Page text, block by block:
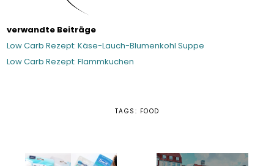
verwandte Beiträge
Low Carb Rezept: Käse-Lauch-Blumenkohl Suppe
Low Carb Rezept: Flammkuchen
TAGS: FOOD